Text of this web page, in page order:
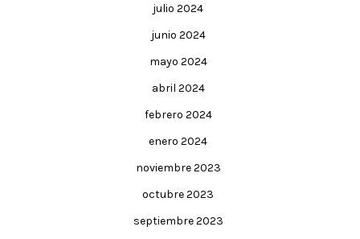
julio 2024
junio 2024
mayo 2024
abril 2024
febrero 2024
enero 2024
noviembre 2023
octubre 2023
septiembre 2023